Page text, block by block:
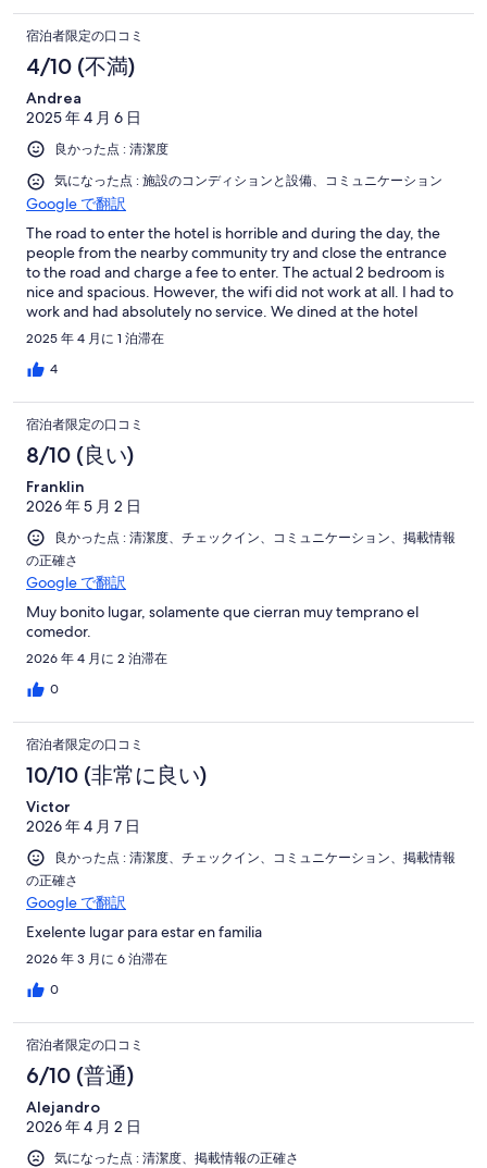
宿泊者限定の口コミ
4/10 (不満)
Andrea
2025 年 4 月 6 日
良かった点 : 清潔度
気になった点 : 施設のコンディションと設備、コミュニケーション
Google で翻訳
The road to enter the hotel is horrible and during the day, the
people from the nearby community try and close the entrance
to the road and charge a fee to enter. The actual 2 bedroom is
nice and spacious. However, the wifi did not work at all. I had to
work and had absolutely no service. We dined at the hotel
restaurant and our food did not come out till 2 hours later- the
waiters never asked us if we were ok, or if we wanted
something else they only came back when the food was ready.
agree with since they did absolutely nothing.The following
morning there was no water- so we missed our tour that we
paid for because it was 6 of us wanting to get ready. In the AM
we went back to the hotel restaurant for breakfast and
something was wrong with their POS and she told me I could
only pay with cash or bank transfer ( I am not Honduran) and
when I told her I only had my card she asked me what was I
going to do about this as if It was a problem with me and not the
hotel. The hotel did nothing to accommodate or show any kind
of customer service. As mentioned the only good thing was the
actual room- the service is atrocious.
2025 年 4 月に 1 泊滞在
4
宿泊者限定の口コミ
8/10 (良い)
Franklin
2026 年 5 月 2 日
良かった点 : 清潔度、チェックイン、コミュニケーション、掲載情報
の正確さ
Google で翻訳
Muy bonito lugar, solamente que cierran muy temprano el
comedor.
2026 年 4 月に 2 泊滞在
0
宿泊者限定の口コミ
10/10 (非常に良い)
Victor
2026 年 4 月 7 日
良かった点 : 清潔度、チェックイン、コミュニケーション、掲載情報
の正確さ
Google で翻訳
Exelente lugar para estar en familia
2026 年 3 月に 6 泊滞在
0
宿泊者限定の口コミ
6/10 (普通)
Alejandro
2026 年 4 月 2 日
気になった点 : 清潔度、掲載情報の正確さ